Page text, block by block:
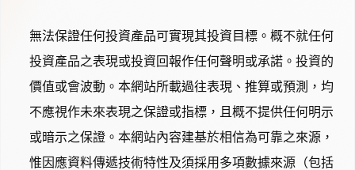
無法保證任何投資產品可實現其投資目標。概不就任何
投資產品之表現或投資回報作任何聲明或承諾。投資的
價值或會波動。本網站所載過往表現、推算或預測，均
不應視作未來表現之保證或指標，且概不提供任何明示
或暗示之保證。本網站內容建基於相信為可靠之來源，
惟因應資料傳遞技術特性及須採用多項數據來源（包括